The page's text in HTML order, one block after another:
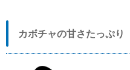
カボチャの甘さたっぷり